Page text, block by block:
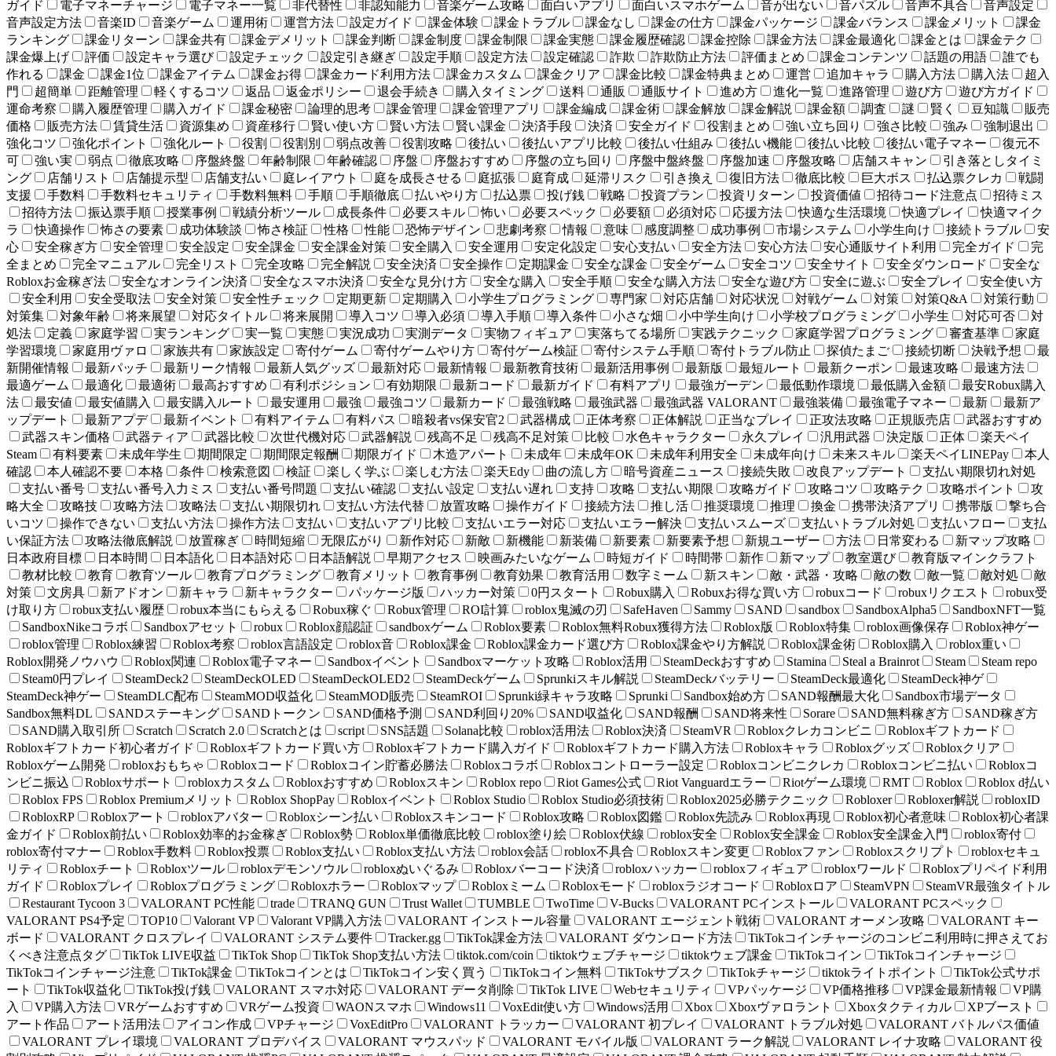
ガイド
電子マネーチャージ 電子マネー一覧 非代替性 非認知能力 音楽ゲーム攻略 面白いアプリ 面白いスマホゲーム 音が出ない 音パズル 音声不具合
音声設定
音声設定方法
音楽ID 音楽ゲーム 運用術 運営方法 設定ガイド 課金体験 課金トラブル 課金なし 課金の仕方 課金パッケージ 課金バランス 課金メリット
課金
ランキング
課金リターン 課金共有 課金デメリット 課金判断 課金制度 課金制限 課金実態 課金履歴確認 課金控除 課金方法 課金最適化 課金とは
課金テク
課金爆上げ
評価 設定キャラ選び 設定チェック 設定引き継ぎ 設定手順 設定方法 設定確認 詐欺 詐欺防止方法 評価まとめ 課金コンテンツ 話題の用語
誰でも
作れる
課金 課金1位 課金アイテム 課金お得 課金カード利用方法 課金カスタム 課金クリア 課金比較 課金特典まとめ 運営 追加キャラ 購入方法 購入法
超入
門
超簡単 距離管理 軽くするコツ 返品 返金ポリシー 退会手続き 購入タイミング 送料 通販 通販サイト 進め方 進化一覧 進路管理 遊び方
遊び方ガイド
運命考察
購入履歴管理 購入ガイド 課金秘密 論理的思考 課金管理 課金管理アプリ 課金編成 課金術 課金解放 課金解説 課金額 調査 謎 賢く 豆知識
販売
価格
販売方法 賃貸生活 資源集め 資産移行 賢い使い方 賢い方法 賢い課金 決済手段 決済 安全ガイド 役割まとめ 強い立ち回り 強さ比較 強み
強制退出
強化コツ
強化ポイント 強化ルート 役割 役割別 弱点改善 役割攻略 後払い 後払いアプリ比較 後払い仕組み 後払い機能 後払い比較 後払い電子マネー
復元不
可
強い実 弱点 徹底攻略 序盤終盤 年齢制限 年齢確認 序盤 序盤おすすめ 序盤の立ち回り 序盤中盤終盤 序盤加速 序盤攻略 店舗スキャン
引き落としタイミ
ング
店舗リスト 店舗提示型 店舗支払い 庭レイアウト 庭を成長させる 庭拡張 庭育成 延滞リスク 引き換え 復旧方法 徹底比較 巨大ボス 払込票クレカ
戦闘
支援
手数料 手数料セキュリティ 手数料無料 手順 手順徹底 払いやり方 払込票 投げ銭 戦略 投資プラン 投資リターン 投資価値 招待コード注意点
招待ミス
招待方法
振込票手順 授業事例 戦績分析ツール 成長条件 必要スキル 怖い 必要スペック 必要額 必須対応 応援方法 快適な生活環境 快適プレイ
快適マイク
ラ
快適操作 怖さの要素 成功体験談 怖さ検証 性格 性能 恐怖デザイン 悲劇考察 情報 意味 感度調整 成功事例 市場システム 小学生向け 接続トラブル
安
心
安全稼ぎ方 安全管理 安全設定 安全課金 安全課金対策 安全購入 安全運用 安定化設定 安心支払い 安全方法 安心方法 安心通販サイト利用 完全ガイド
完
全まとめ
完全マニュアル 完全リスト 完全攻略 完全解説 安全決済 安全操作 定期課金 安全な課金 安全ゲーム 安全コツ 安全サイト 安全ダウンロード
安全な
Robloxお金稼ぎ法
安全なオンライン決済 安全なスマホ決済 安全な見分け方 安全な購入 安全手順 安全な購入方法 安全な遊び方 安全に遊ぶ 安全プレイ
安全使い方
安全利用
安全受取法 安全対策 安全性チェック 定期更新 定期購入 小学生プログラミング 専門家 対応店舗 対応状況 対戦ゲーム 対策 対策Q&A
対策行動
対策集
対象年齢 将来展望 対応タイトル 将来展開 導入コツ 導入必須 導入手順 導入条件 小さな畑 小中学生向け 小学校プログラミング 小学生 対応可否
対
処法
定義 家庭学習 実ランキング 実一覧 実態 実況成功 実測データ 実物フィギュア 実落ちてる場所 実践テクニック 家庭学習プログラミング 審査基準
家庭
学習環境
家庭用ヴァロ 家族共有 家族設定 寄付ゲーム 寄付ゲームやり方 寄付ゲーム検証 寄付システム手順 寄付トラブル防止 探偵たまご 接続切断 決戦予想
最
新開催情報
最新パッチ 最新リーク情報 最新人気グッズ 最新対応 最新情報 最新教育技術 最新活用事例 最新版 最短ルート 最新クーポン 最速攻略
最速方法
最適ゲーム
最適化 最適術 最高おすすめ 有利ポジション 有効期限 最新コード 最新ガイド 有料アプリ 最強ガーデン 最低動作環境 最低購入金額
最安Robux購入
法
最安値 最安値購入 最安購入ルート 最安運用 最強 最強コツ 最新カード 最強戦略 最強武器 最強武器 VALORANT 最強装備 最強電子マネー 最新
最新ア
ップデート
最新アプデ 最新イベント 有料アイテム 有料パス 暗殺者vs保安官2 武器構成 正体考察 正体解説 正当なプレイ 正攻法攻略 正規販売店
武器おすすめ
武器スキン価格
武器ティア 武器比較 次世代機対応 武器解説 残高不足 残高不足対策 比較 水色キャラクター 永久プレイ 汎用武器 決定版 正体
楽天ペイ
Steam
有料要素 未成年学生 期間限定 期間限定報酬 期限ガイド 木造アパート 未成年 未成年OK 未成年利用安全 未成年向け 未来スキル 楽天ペイLINEPay
本人
確認
本人確認不要 本格 条件 検索意図 検証 楽しく学ぶ 楽しむ方法 楽天Edy 曲の流し方 暗号資産ニュース 接続失敗 改良アップデート
支払い期限切れ対処
支払い番号
支払い番号入力ミス 支払い番号問題 支払い確認 支払い設定 支払い遅れ 支持 攻略 支払い期限 攻略ガイド 攻略コツ 攻略テク 攻略ポイント
攻
略大全
攻略技 攻略方法 攻略法 支払い期限切れ 支払い方法代替 放置攻略 操作ガイド 接続方法 推し活 推奨環境 推理 換金 携帯決済アプリ 携帯版
撃ち合
いコツ
操作できない 支払い方法 操作方法 支払い 支払いアプリ比較 支払いエラー対応 支払いエラー解決 支払いスムーズ 支払いトラブル対処 支払いフロー
支払
い保証方法
攻略法徹底解説 放置稼ぎ 時間短縮 无限広がり 新作対応 新敵 新機能 新装備 新要素 新要素予想 新規ユーザー 方法 日常変わる
新マップ攻略
日本政府目標
日本時間 日本語化 日本語対応 日本語解説 早期アクセス 映画みたいなゲーム 時短ガイド 時間帯 新作 新マップ 教室選び
教育版マインクラフト
教材比較
教育 教育ツール 教育プログラミング 教育メリット 教育事例 教育効果 教育活用 数字ミーム 新スキン 敵・武器・攻略 敵の数 敵一覧 敵対処
敵
対策
文房具 新アドオン 新キャラ 新キャラクター パッケージ版 ハッカー対策 0円スタート Robux購入 Robuxお得な買い方 robuxコード robuxリクエスト
robux受
け取り方
robux支払い履歴 robux本当にもらえる Robux稼ぐ Robux管理 ROI計算 roblox鬼滅の刃 SafeHaven Sammy SAND sandbox SandboxAlpha5
SandboxNFT一覧
SandboxNikeコラボ
Sandboxアセット robux Roblox顔認証 sandboxゲーム Roblox要素 Roblox無料Robux獲得方法 Roblox版 Roblox特集 roblox画像保存
Roblox神ゲー
roblox管理
Roblox練習 Roblox考察 roblox言語設定 roblox音 Roblox課金 Roblox課金カード選び方 Roblox課金やり方解説 Roblox課金術 Roblox購入
roblox重い
Roblox開発ノウハウ
Roblox関連 Roblox電子マネー Sandboxイベント Sandboxマーケット攻略 Roblox活用 SteamDeckおすすめ Stamina Steal a Brainrot Steam
Steam repo
Steam0円プレイ
SteamDeck2 SteamDeckOLED SteamDeckOLED2 SteamDeckゲーム Sprunkiスキル解説 SteamDeckバッテリー SteamDeck最適化
SteamDeck神ゲ
SteamDeck神ゲー
SteamDLC配布 SteamMOD収益化 SteamMOD販売 SteamROI Sprunki緑キャラ攻略 Sprunki Sandbox始め方 SAND報酬最大化
Sandbox市場データ
Sandbox無料DL
SANDステーキング SANDトークン SAND価格予測 SAND利回り20% SAND収益化 SAND報酬 SAND将来性 Sorare SAND無料稼ぎ方
SAND稼ぎ方
SAND購入取引所
Scratch Scratch 2.0 Scratchとは script SNS話題 Solana比較 roblox活用法 Roblox決済 SteamVR Robloxクレカコンビニ
Robloxギフトカード
Robloxギフトカード初心者ガイド
Robloxギフトカード買い方 Robloxギフトカード購入ガイド Robloxギフトカード購入方法 Robloxキャラ Robloxグッズ
Robloxクリア
Robloxゲーム開発
robloxおもちゃ Robloxコード Robloxコイン貯蓄必勝法 Robloxコラボ Robloxコントローラー設定 Robloxコンビニクレカ Robloxコンビニ払い
Robloxコ
ンビニ振込
Robloxサポート robloxカスタム Robloxおすすめ Robloxスキン Roblox repo Riot Games公式 Riot Vanguardエラー Riotゲーム環境 RMT Roblox
Roblox d払い
Roblox FPS
Roblox Premiumメリット Roblox ShopPay Robloxイベント Roblox Studio Roblox Studio必須技術 Roblox2025必勝テクニック Robloxer Robloxer解説
robloxID
RobloxRP
Robloxアート robloxアバター Robloxシーン払い Robloxスキンコード Roblox攻略 Roblox図鑑 Roblox先読み Roblox再現 Roblox初心者意味
Roblox初心者課
金ガイド
Roblox前払い Roblox効率的お金稼ぎ Roblox勢 Roblox単価徹底比較 roblox塗り絵 Roblox伏線 roblox安全 Roblox安全課金 Roblox安全課金入門
roblox寄付
roblox寄付マナー
Roblox手数料 Roblox投票 Roblox支払い Roblox支払い方法 roblox会話 roblox不具合 Robloxスキン変更 Robloxファン Robloxスクリプト
robloxセキュ
リティ
Robloxチート Robloxツール robloxデモンソウル robloxぬいぐるみ Robloxバーコード決済 robloxハッカー robloxフィギュア robloxワールド
Robloxプリペイド利用
ガイド
Robloxプレイ Robloxプログラミング Robloxホラー Robloxマップ Robloxミーム Robloxモード robloxラジオコード Robloxロア SteamVPN
SteamVR最強タイトル
Restaurant Tycoon 3
VALORANT PC性能 trade TRANQ GUN Trust Wallet TUMBLE TwoTime V-Bucks VALORANT PCインストール
VALORANT PCスペック
VALORANT PS4予定
TOP10 Valorant VP Valorant VP購入方法 VALORANT インストール容量 VALORANT エージェント戦術 VALORANT オーメン攻略
VALORANT キー
ボード
VALORANT クロスプレイ VALORANT システム要件 Tracker.gg TikTok課金方法 VALORANT ダウンロード方法
TikTokコインチャージのコンビニ利用時に押さえてお
くべき注意点タグ
TikTok LIVE収益 TikTok Shop TikTok Shop支払い方法 tiktok.com/coin tiktokウェブチャージ tiktokウェブ課金 TikTokコイン
TikTokコインチャージ
TikTokコインチャージ注意
TikTok課金 TikTokコインとは TikTokコイン安く買う TikTokコイン無料 TikTokサブスク TikTokチャージ tiktokライトポイント
TikTok公式サポ
ート
TikTok収益化 TikTok投げ銭 VALORANT スマホ対応 VALORANT データ削除 TikTok LIVE Webセキュリティ VPパッケージ VP価格推移 VP課金最新情報
VP購
入
VP購入方法 VRゲームおすすめ VRゲーム投資 WAONスマホ Windows11 VoxEdit使い方 Windows活用 Xbox Xboxヴァロラント Xboxタクティカル
XPブースト
アート作品
アート活用法 アイコン作成 VPチャージ VoxEditPro VALORANT トラッカー VALORANT 初プレイ VALORANT トラブル対処
VALORANT バトルパス価値
VALORANT プレイ環境
VALORANT プロデバイス VALORANT マウスパッド VALORANT モバイル版 VALORANT ラーク解説 VALORANT レイナ攻略
VALORANT 役